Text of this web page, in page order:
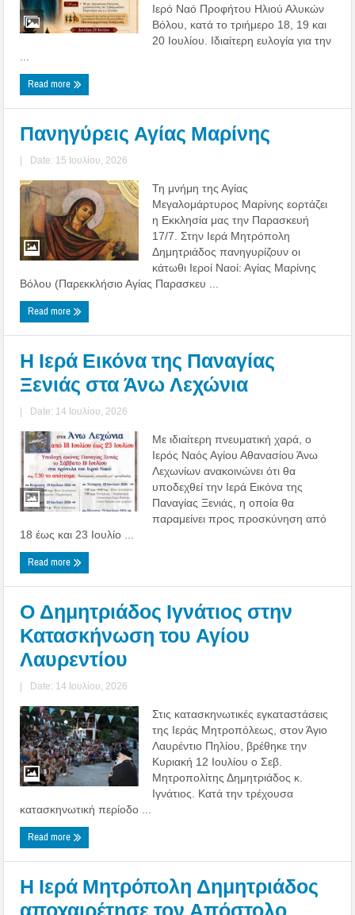
Ιερό Ναό Προφήτου Ηλιού Αλυκών
Βόλου, κατά το τριήμερο 18, 19 και
20 Ιουλίου. Ιδιαίτερη ευλογία για την
Read more
Πανηγύρεις Αγίας Μαρίνης
| Date: 15 Ιουλίου, 2026
Τη μνήμη της Αγίας
Μεγαλομάρτυρος Μαρίνης εορτάζει
η Εκκλησία μας την Παρασκευή
17/7. Στην Ιερά Μητρόπολη
Δημητριάδος πανηγυρίζουν οι
κάτωθι Ιεροί Ναοί: Αγίας Μαρίνης
Βόλου (Παρεκκλήσιο Αγίας Παρασκευ ...
Read more
Η Ιερά Εικόνα της Παναγίας
Ξενιάς στα Άνω Λεχώνια
| Date: 14 Ιουλίου, 2026
Με ιδιαίτερη πνευματική χαρά, ο
Ιερός Ναός Αγίου Αθανασίου Άνω
Λεχωνίων ανακοινώνει ότι θα
υποδεχθεί την Ιερά Εικόνα της
Παναγίας Ξενιάς, η οποία θα
παραμείνει προς προσκύνηση από
18 έως και 23 Ιουλίο ...
Read more
Ο Δημητριάδος Ιγνάτιος στην
Κατασκήνωση του Αγίου
Λαυρεντίου
| Date: 14 Ιουλίου, 2026
Στις κατασκηνωτικές εγκαταστάσεις
της Ιεράς Μητροπόλεως, στον Άγιο
Λαυρέντιο Πηλίου, βρέθηκε την
Κυριακή 12 Ιουλίου ο Σεβ.
Μητροπολίτης Δημητριάδος κ.
Ιγνάτιος. Κατά την τρέχουσα
κατασκηνωτική περίοδο ...
Read more
Η Ιερά Μητρόπολη Δημητριάδος